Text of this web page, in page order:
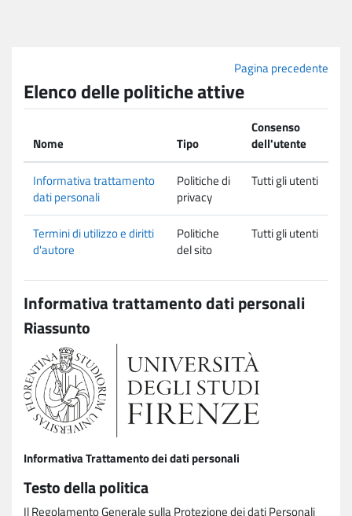
Pagina precedente
Elenco delle politiche attive
Nome Tipo
Consenso
dell'utente
Informativa trattamento
dati personali
Politiche di
privacy
Tutti gli utenti
Termini di utilizzo e diritti
d'autore
Politiche
del sito
Tutti gli utenti
Informativa trattamento dati personali
Riassunto
Informativa Trattamento dei dati personali
Testo della politica
Il Regolamento Generale sulla Protezione dei dati Personali